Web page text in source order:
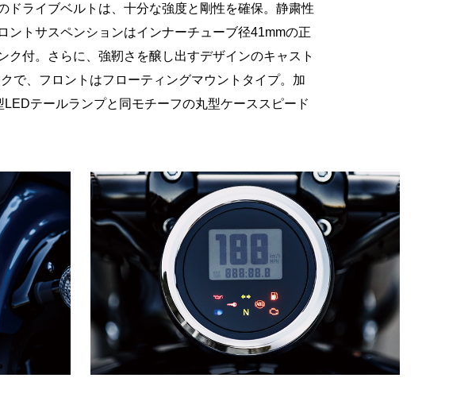
ライブベルトは、十分な強度と剛性を確保。静粛性
トサスペンションはインナーチューブ径41mmの正
付。さらに、強靭さを醸し出すデザインのキャスト
で、フロントはフローティングマウントタイプ。加
テールランプと同モチーフの丸型ケーススピード